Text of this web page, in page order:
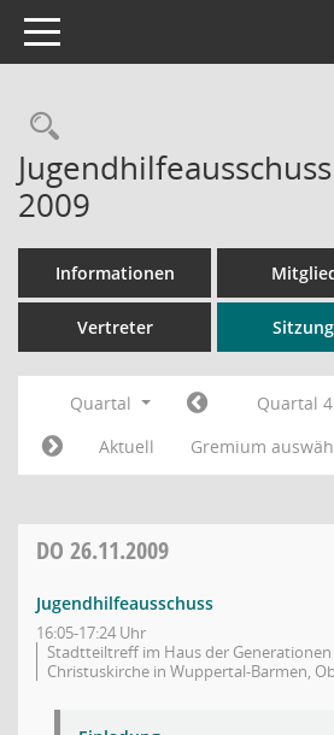
Toggle navigation
Rechercheauswahl
2009
Informationen
Vertreter
Quartal Quartal 4
Aktuell
Gremium
DO 26.11.2009
Jugendhilfeausschuss
16:05-17:24 Uhr
Stadtteiltreff im Haus der
Christuskirche in Wuppertal-Barmen,